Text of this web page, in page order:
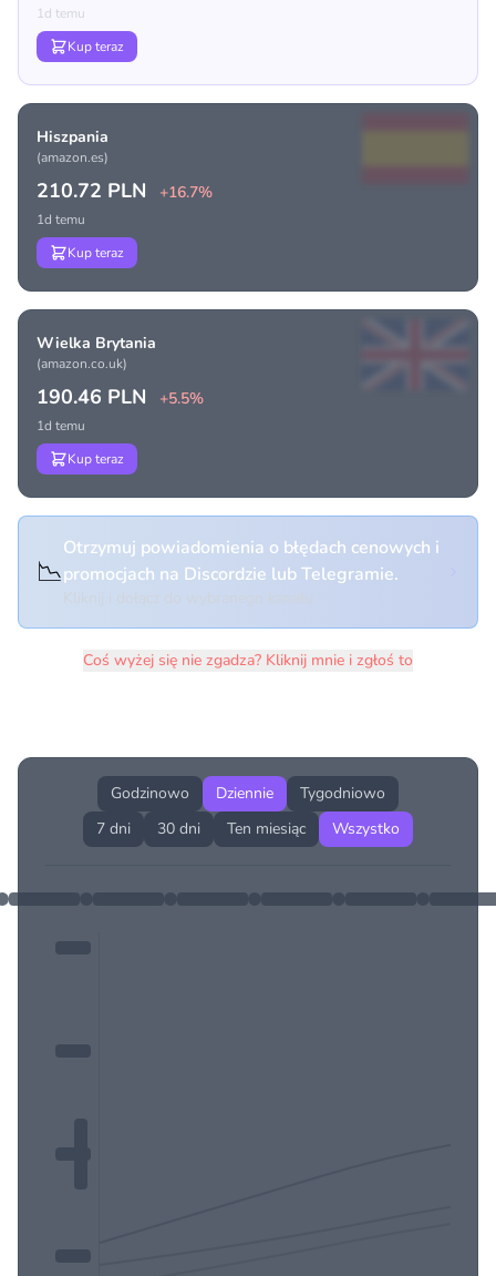
1d temu
Kup teraz
Hiszpania
(amazon.es)
210.72 PLN +16.7%
1d temu
Kup teraz
Wielka Brytania
(amazon.co.uk)
190.46 PLN +5.5%
1d temu
Kup teraz
📉
Otrzymuj powiadomienia o błędach cenowych i
promocjach na Discordzie lub Telegramie.
Coś wyżej się nie zgadza? Kliknij mnie i zgłoś to
Godzinowo Dziennie
Tygodniowo
7 dni
30 dni Ten miesiąc Wszystko